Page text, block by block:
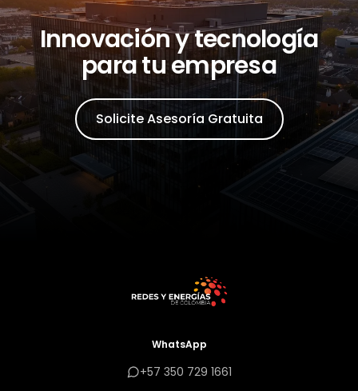
Innovación y tecnología
para tu empresa
Solicite Asesoría Gratuita
WhatsApp
+57 350 729 1661